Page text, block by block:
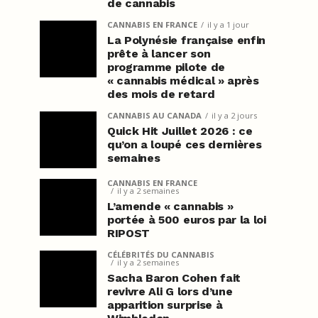
de cannabis
CANNABIS EN FRANCE il y a 1 jour
La Polynésie française enfin
prête à lancer son
programme pilote de
« cannabis médical » après
des mois de retard
CANNABIS AU CANADA il y a 2 jours
Quick Hit Juillet 2026 : ce
qu’on a loupé ces dernières
semaines
CANNABIS EN FRANCE
il y a 2 semaines
L’amende « cannabis »
portée à 500 euros par la loi
RIPOST
CÉLÉBRITÉS DU CANNABIS
il y a 2 semaines
Sacha Baron Cohen fait
revivre Ali G lors d’une
apparition surprise à